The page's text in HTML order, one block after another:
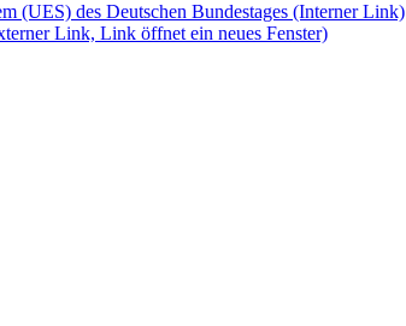
(UES) des Deutschen Bundestages (Interner Link)
Link, Link öffnet ein neues Fenster)